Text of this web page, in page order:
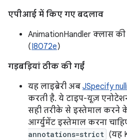
एपीआई में किए गए बदलाव
AnimationHandler क्लास की
(I8072e)
गड़बड़ियां ठीक की गईं
यह लाइब्रेरी अब JSpecify
करती है. ये टाइप-यूज़
सही तरीके से इस्तेमाल करने
आर्ग्युमेंट इस्तेमाल करना
annotations=strict (यह